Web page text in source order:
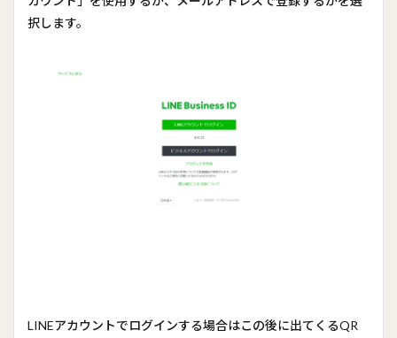
択します。
LINEアカウントでログインする場合はこの後に出てくるQR